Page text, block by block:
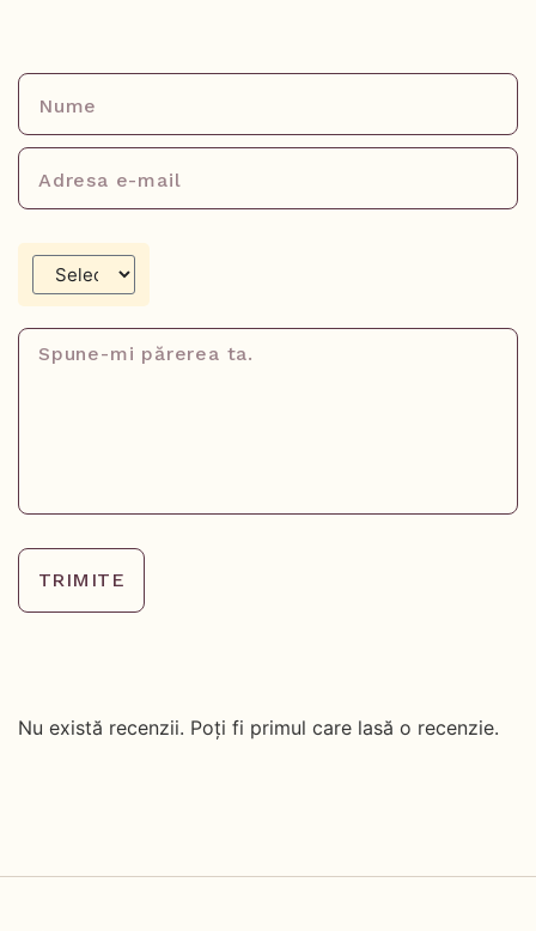
TRIMITE
Nu există recenzii. Poți fi primul care lasă o recenzie.